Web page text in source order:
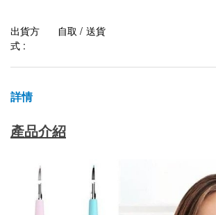
出貨方
式 :
自取 / 送貨
詳情
產品介紹